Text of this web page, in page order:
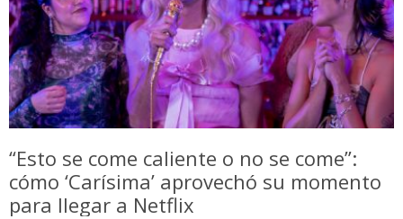
“Esto se come caliente o no se come”:
cómo ‘Carísima’ aprovechó su momento
para llegar a Netflix